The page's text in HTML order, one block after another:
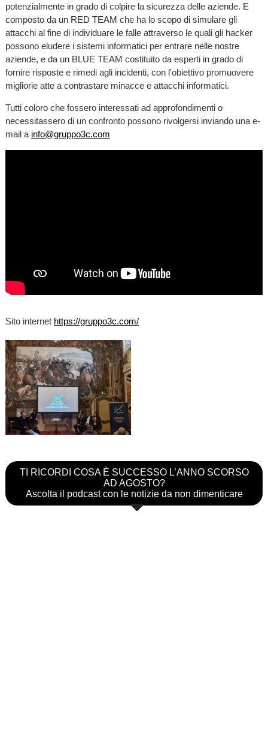
potenzialmente in grado di colpire la sicurezza delle aziende. E
composto da un RED TEAM che ha lo scopo di simulare gli
attacchi al fine di individuare le falle attraverso le quali gli hacker
possono eludere i sistemi informatici per entrare nelle nostre
aziende, e da un BLUE TEAM costituito da esperti in grado di
fornire risposte e rimedi agli incidenti, con l'obiettivo promuovere
migliorie atte a contrastare minacce e attacchi informatici.
Tutti coloro che fossero interessati ad approfondimenti o
necessitassero di un confronto possono rivolgersi inviando una e-
mail a info@gruppo3c.com
Sito internet https://gruppo3c.com/
TI RICORDI COSA È SUCCESSO L’ANNO SCORSO
AD AGOSTO?
Ascolta il podcast con le notizie da non dimenticare